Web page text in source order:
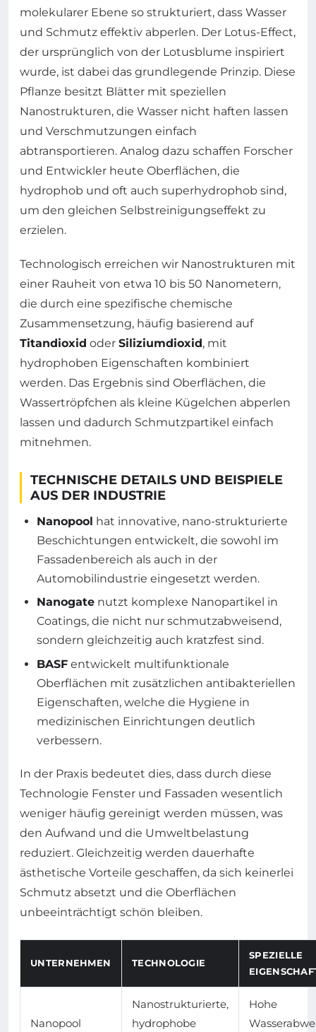
molekularer Ebene so strukturiert, dass Wasser
und Schmutz effektiv abperlen. Der Lotus-Effect,
der ursprünglich von der Lotusblume inspiriert
wurde, ist dabei das grundlegende Prinzip. Diese
Pflanze besitzt Blätter mit speziellen
Nanostrukturen, die Wasser nicht haften lassen
und Verschmutzungen einfach
abtransportieren. Analog dazu schaffen Forscher
und Entwickler heute Oberflächen, die
hydrophob und oft auch superhydrophob sind,
um den gleichen Selbstreinigungseffekt zu
erzielen.
Technologisch erreichen wir Nanostrukturen mit
einer Rauheit von etwa 10 bis 50 Nanometern,
die durch eine spezifische chemische
Zusammensetzung, häufig basierend auf
Titandioxid oder Siliziumdioxid, mit
hydrophoben Eigenschaften kombiniert
werden. Das Ergebnis sind Oberflächen, die
Wassertröpfchen als kleine Kügelchen abperlen
lassen und dadurch Schmutzpartikel einfach
mitnehmen.
TECHNISCHE DETAILS UND BEISPIELE
AUS DER INDUSTRIE
Nanopool hat innovative, nano-strukturierte
Beschichtungen entwickelt, die sowohl im
Fassadenbereich als auch in der
Automobilindustrie eingesetzt werden.
Nanogate nutzt komplexe Nanopartikel in
Coatings, die nicht nur schmutzabweisend,
sondern gleichzeitig auch kratzfest sind.
BASF entwickelt multifunktionale
Oberflächen mit zusätzlichen antibakteriellen
Eigenschaften, welche die Hygiene in
medizinischen Einrichtungen deutlich
verbessern.
In der Praxis bedeutet dies, dass durch diese
Technologie Fenster und Fassaden wesentlich
weniger häufig gereinigt werden müssen, was
den Aufwand und die Umweltbelastung
reduziert. Gleichzeitig werden dauerhafte
ästhetische Vorteile geschaffen, da sich keinerlei
Schmutz absetzt und die Oberflächen
unbeeinträchtigt schön bleiben.
UNTERNEHMEN TECHNOLOGIE
SPEZIELLE
Nanopool
Nanostrukturierte,
hydrophobe
Hohe